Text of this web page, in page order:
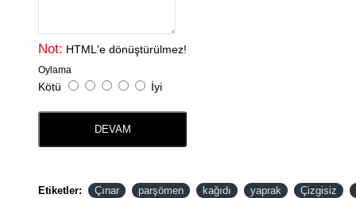
Not: HTML'e dönüştürülmez!
Oylama
Kötü İyi
DEVAM
Etiketler: Çınar parşömen kağıdı yaprak Çizgisiz